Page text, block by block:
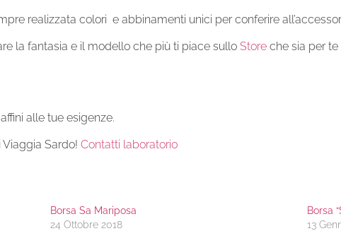
realizzata colori e abbinamenti unici per conferire
la fantasia e il modello che più ti piace sullo Store che sia per
alle tue esigenze.
Sardo! Contatti laboratorio
Borsa Sa Mariposa
24 Ottobre 2018
Borsa
13